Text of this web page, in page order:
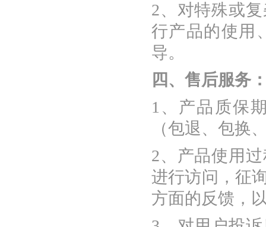
2、对特殊或
行产品的使用
导。
四、售后服务
1、产品质保
（包退、包换
2、产品使用
进行访问，征
方面的反馈，